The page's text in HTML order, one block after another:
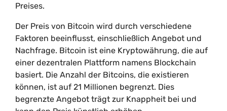
Preises.
Der Preis von Bitcoin wird durch verschiedene
Faktoren beeinflusst, einschließlich Angebot und
Nachfrage. Bitcoin ist eine Kryptowährung, die auf
einer dezentralen Plattform namens Blockchain
basiert. Die Anzahl der Bitcoins, die existieren
können, ist auf 21 Millionen begrenzt. Dies
begrenzte Angebot trägt zur Knappheit bei und